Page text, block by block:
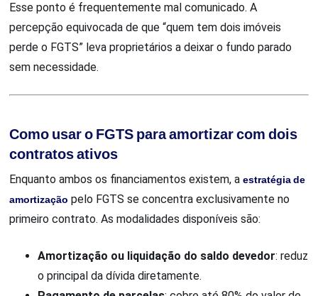
Esse ponto é frequentemente mal comunicado. A
percepção equivocada de que “quem tem dois imóveis
perde o FGTS” leva proprietários a deixar o fundo parado
sem necessidade.
Como usar o FGTS para amortizar com dois
contratos ativos
Enquanto ambos os financiamentos existem, aestratégia de
amortização pelo FGTS se concentra exclusivamente no
primeiro contrato. As modalidades disponíveis são:
Amortização ou liquidação do saldo devedor: reduz
o principal da dívida diretamente.